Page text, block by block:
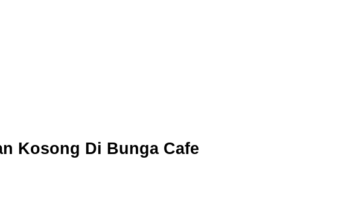
Kosong Di Bunga Cafe